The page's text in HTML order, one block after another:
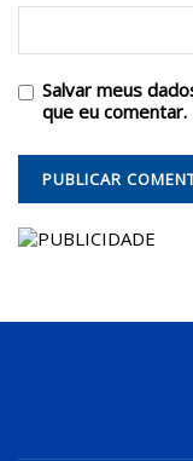
Salvar meus
que eu comentar.